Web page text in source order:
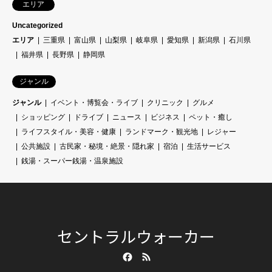
エリア
Uncategorized
エリア
三重県 富山県 山梨県 岐阜県 愛知県 新潟県
石川県
福井県
長野県 静岡県
ジャンル
ジャンル イベント・博覧会・ライブ クリニック
グルメ
ショッピング
ドライブ ニュース ビジネス
ペット・癒し
ライフスタイル・美容・健康
ランドマーク・観光地
レジャー
公共施設
古民家・秘境・絶景・隠れ家 宿泊
生活サービス
銭湯・スーパー銭湯・温泉施設
セントラルウォーカー